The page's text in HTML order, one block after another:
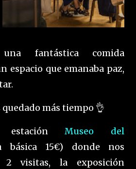
fantástica comida
espacio que emanaba paz,
más tiempo 👌
estaciónMuseo del
básica 15€) donde nos
2 visitas, la exposición